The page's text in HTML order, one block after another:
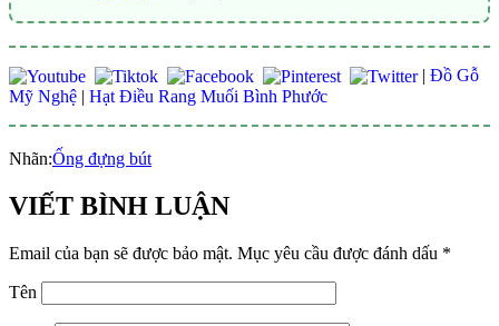
| Đồ Gỗ
Mỹ Nghệ | Hạt Điều Rang Muối Bình Phước
Nhãn:Ống đựng bút
VIẾT BÌNH LUẬN
Email của bạn sẽ được bảo mật. Mục yêu cầu được đánh dấu *
Tên